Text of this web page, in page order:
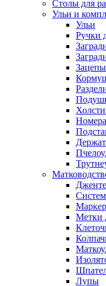
Столы для
Ульи и
Ульи
Ручки
Метки
Лупы